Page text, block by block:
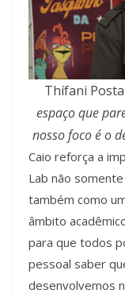
Thífani
espaço que
nosso foco é o
Caio reforça a
Lab não
também como
âmbito
para que todos
pessoal saber
desenvolvemos